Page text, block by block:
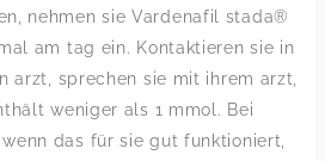
nehmen sie Vardenafil stada®
am tag ein. Kontaktieren sie in
arzt, sprechen sie mit ihrem arzt,
weniger als 1 mmol. Bei
das für sie gut funktioniert,